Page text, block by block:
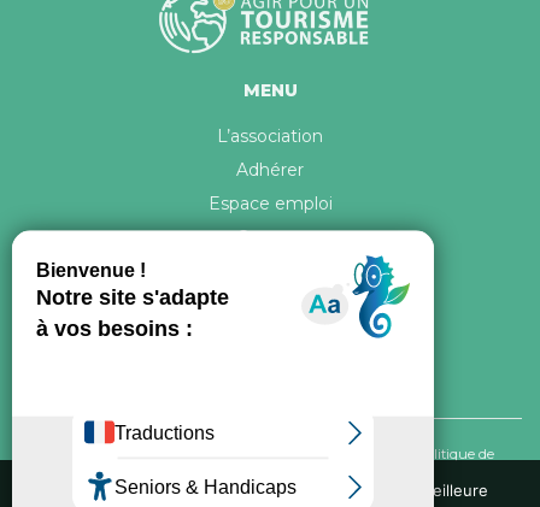
MENU
L’association
Adhérer
Espace emploi
Contact
Politique de
confidentialité
Nous utilisons des cookies pour vous garantir la meilleure